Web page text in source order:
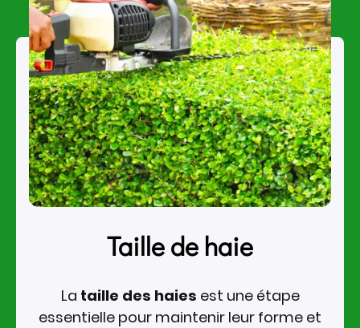
Taille de haie
La taille des haies est une étape
essentielle pour maintenir leur forme et